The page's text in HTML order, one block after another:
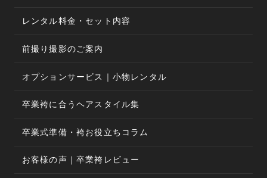
レンタル料金・セット内容
前撮り撮影のご案内
オプションサービス｜小物レンタル
卒業袴に合うヘアスタイル集
卒業式準備・袴お役立ちコラム
お客様の声｜卒業袴レビュー